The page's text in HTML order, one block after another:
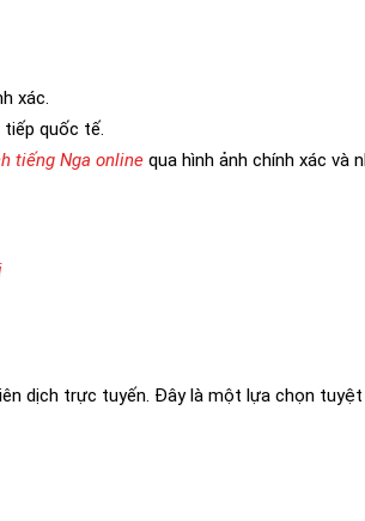
xác.
quốc tế.
tiếng Nga online qua hình ảnh chính xác và
dịch trực tuyến. Đây là một lựa chọn